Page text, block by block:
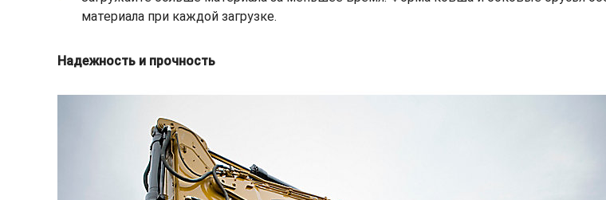
материала при каждой загрузке.
Надежность и прочность